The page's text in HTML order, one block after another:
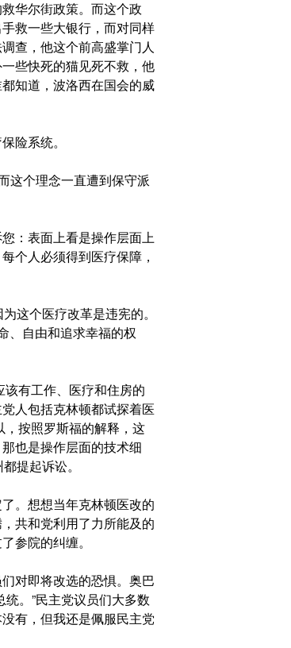
华尔街政策。而这个政
救一些大银行，而对同样
查，他这个前高盛掌门人
些快死的猫见死不救，他
知道，波洛西在国会的威
险系统。
这个理念一直遭到保守派
：表面上看是操作层面上
个人必须得到医疗保障，
这个医疗改革是违宪的。
、自由和追求幸福的权
该有工作、医疗和住房的
人包括克林顿都试探着医
按照罗斯福的解释，这
也是操作层面的技术细
提起诉讼。
。想想当年克林顿医改的
共和党利用了力所能及的
参院的纠缠。
对即将改选的恐惧。奥巴
。”民主党议员们大多数
有，但我还是佩服民主党